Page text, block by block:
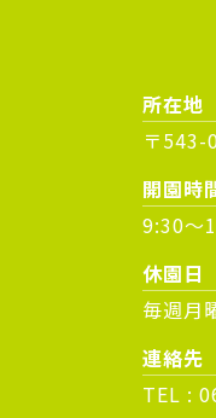
所在地
〒543-
開園時
9:30～
休園日
毎週月
連絡先
TEL :